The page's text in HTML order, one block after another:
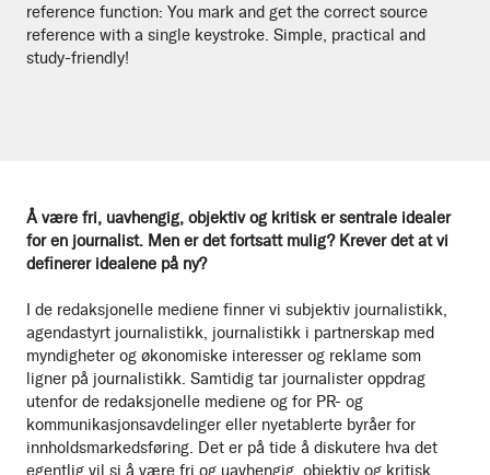
Å være fri, uavhengig, objektiv og kritisk er sentrale idealer
for en journalist. Men er det fortsatt mulig? Krever det at vi
definerer idealene på ny?
I de redaksjonelle mediene finner vi subjektiv journalistikk,
agendastyrt journalistikk, journalistikk i partnerskap med
myndigheter og økonomiske interesser og reklame som
ligner på journalistikk. Samtidig tar journalister oppdrag
utenfor de redaksjonelle mediene og for PR- og
kommunikasjonsavdelinger eller nyetablerte byråer for
innholdsmarkedsføring. Det er på tide å diskutere hva det
egentlig vil si å være fri og uavhengig, objektiv og kritisk
reference function: You mark and get the correct source
reference with a single keystroke. Simple, practical and
study-friendly!